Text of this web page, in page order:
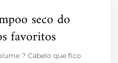
seco do
favoritos
? Cabelo que fico